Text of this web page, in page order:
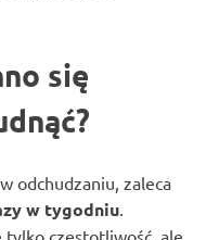
się
odchudzaniu, zaleca
w tygodniu.